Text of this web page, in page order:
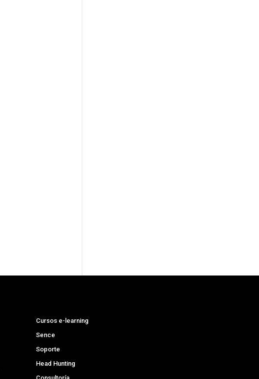
Cursos e-learning
Sence
Soporte
Head Hunting